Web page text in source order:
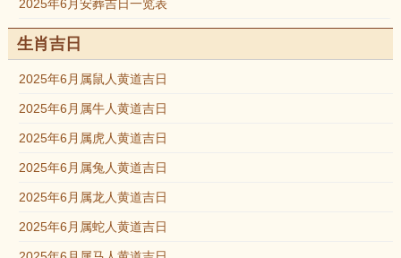
2025年6月安葬吉日一览表
生肖吉日
2025年6月属鼠人黄道吉日
2025年6月属牛人黄道吉日
2025年6月属虎人黄道吉日
2025年6月属兔人黄道吉日
2025年6月属龙人黄道吉日
2025年6月属蛇人黄道吉日